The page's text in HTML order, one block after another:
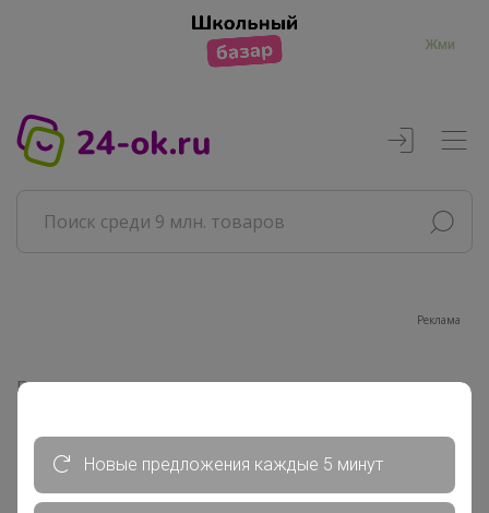
Жми
Реклама
Главная
Взрослые СП
Одежда для взрослых
Одежда для женщин
Новые предложения каждые 5 минут